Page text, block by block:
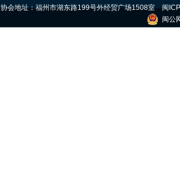
协会地址：福州市湖东路199号外经贸广场1508室闽
闽公